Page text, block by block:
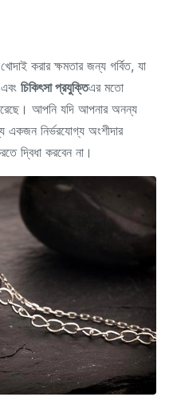
করার ক্ষমতার জন্য গর্বিত, যা
চিকিৎসা প্রযুক্তিএর মতো
আপনি যদি আপনার অনন্য
একজন নির্ভরযোগ্য অংশীদার
দ্বিধা করবেন না।